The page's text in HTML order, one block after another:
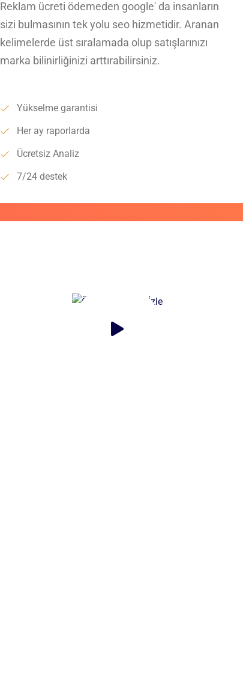
Reklam ücreti ödemeden google' da insanların
sizi bulmasının tek yolu seo hizmetidir. Aranan
kelimelerde üst sıralamada olup satışlarınızı
marka bilinirliğinizi arttırabilirsiniz.
Yükselme garantisi
Her ay raporlarda
Ücretsiz Analiz
7/24 destek